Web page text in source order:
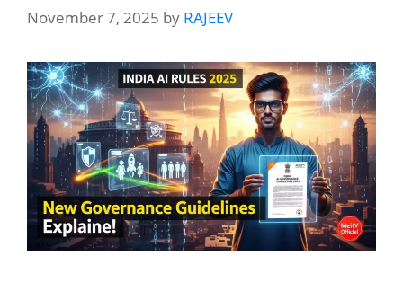
November 7, 2025 by RAJEEV